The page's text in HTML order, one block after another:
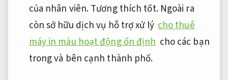
của nhân viên.Tương thích tốt.Ngoài ra
còn sở hữu dịch vụ hỗ trợ xử lý cho thuê
máy in màu hoạt động ổn định cho các bạn
trong và bên cạnh thành phố.